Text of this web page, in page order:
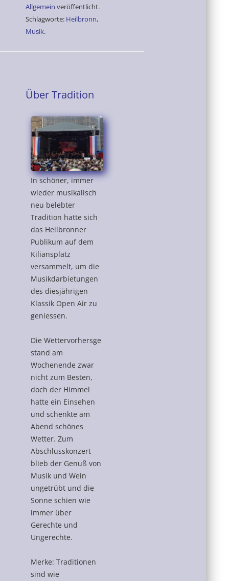
Allgemein veröffentlicht.
Schlagworte: Heilbronn,
Musik.
Über Tradition
In schöner, immer
wieder musikalisch
neu belebter
Tradition hatte sich
das Heilbronner
Publikum auf dem
Kiliansplatz
versammelt, um die
Musikdarbietungen
des diesjährigen
Klassik Open Air zu
geniessen.
Die Wettervorhersge
stand am
Wochenende zwar
nicht zum Besten,
doch der Himmel
hatte ein Einsehen
und schenkte am
Abend schönes
Wetter. Zum
Abschlusskonzert
blieb der Genuß von
Musik und Wein
ungetrübt und die
Sonne schien wie
immer über
Gerechte und
Ungerechte.
Merke: Traditionen
sind wie